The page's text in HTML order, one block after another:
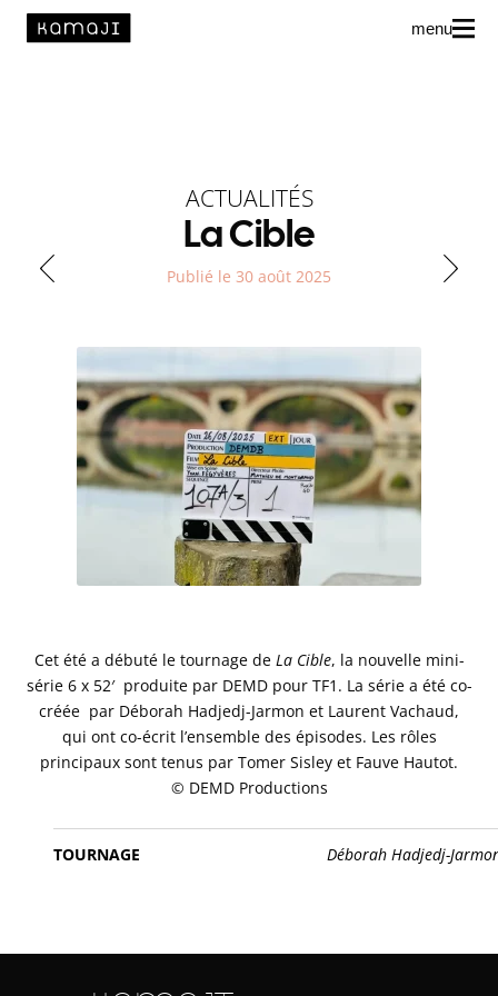
Auteur·rice·s
menu
ACTUALITÉS
La Cible
Publié le 30 août 2025
Cet été a débuté le tournage deLa Cible, la nouvelle mini-
série 6 x 52′ produite par DEMD pour TF1. La série a été co-
créée par Déborah Hadjedj-Jarmon et Laurent Vachaud,
qui ont co-écrit l’ensemble des épisodes. Les rôles
principaux sont tenus par Tomer Sisley et Fauve Hautot.
© DEMD Productions
TOURNAGE Déborah Hadjedj-